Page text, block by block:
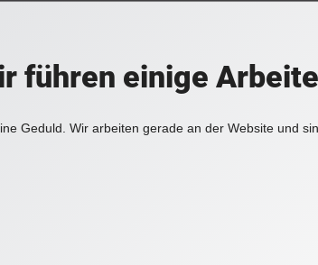
führen einige
Geduld. Wir arbeiten gerade an der Website und